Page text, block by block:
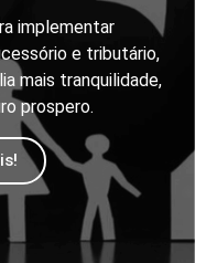
implementar
e tributário,
mais tranquilidade,
prospero.